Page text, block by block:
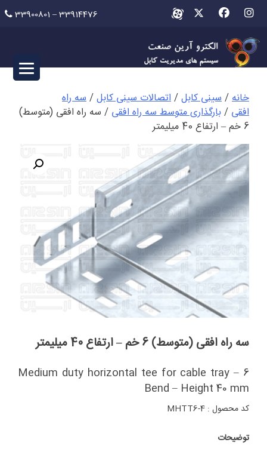
Skip
content
33900801 – 33914476
خانه/سینی کابل/اتصالات سینی کابل/سه راه
افقی /بارگذاری متوسط سه راه افقی / سه راه افقی (متوسط)
6 خم – ارتفاع 40 میلیمتر
سه راه افقی (متوسط) 6 خم – ارتفاع 40 میلیمتر
Medium duty horizontal tee for cable tray – 6
Bend – Height 40 mm
کد محصول : MHTT6-4
توضیحات